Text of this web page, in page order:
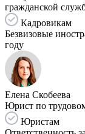
гражданской
Кадровикам
Безвизовые
году
Елена Скобеева
Юрист по
Юристам